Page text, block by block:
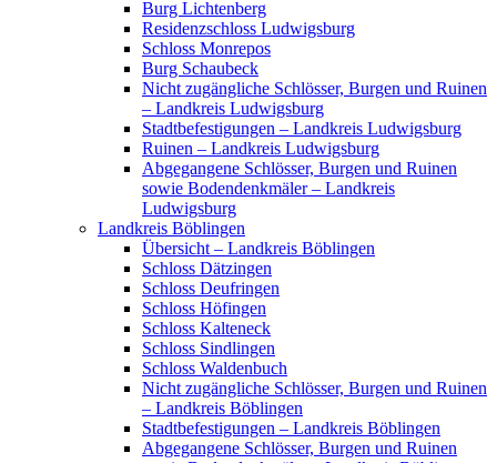
Burg Lichtenberg
Residenzschloss Ludwigsburg
Schloss Monrepos
Burg Schaubeck
Nicht zugängliche Schlösser, Burgen und Ruinen
– Landkreis Ludwigsburg
Stadtbefestigungen – Landkreis Ludwigsburg
Ruinen – Landkreis Ludwigsburg
Abgegangene Schlösser, Burgen und Ruinen
sowie Bodendenkmäler – Landkreis
Ludwigsburg
Landkreis Böblingen
Übersicht – Landkreis Böblingen
Schloss Dätzingen
Schloss Deufringen
Schloss Höfingen
Schloss Kalteneck
Schloss Sindlingen
Schloss Waldenbuch
Nicht zugängliche Schlösser, Burgen und Ruinen
– Landkreis Böblingen
Stadtbefestigungen – Landkreis Böblingen
Abgegangene Schlösser, Burgen und Ruinen